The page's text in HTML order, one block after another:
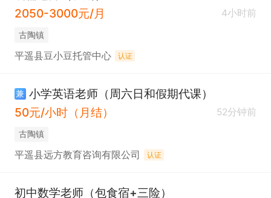
2050-3000元/月
4小时前
古陶镇
平遥县豆小豆托管中心 认证
兼 小学英语老师（周六日和假期代课）
50元/小时（月结）
52分钟前
古陶镇
平遥县远方教育咨询有限公司 认证
初中数学老师（包食宿+三险）